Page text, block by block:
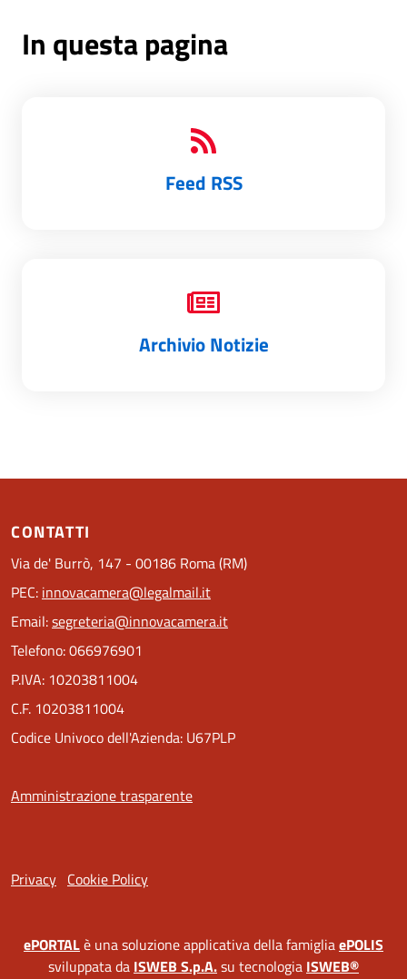
In questa pagina
Feed RSS
Archivio Notizie
CONTATTI
Via de' Burrò, 147 - 00186 Roma (RM)
PEC: innovacamera@legalmail.it
Email:segreteria@innovacamera.it
Telefono: 066976901
P.IVA: 10203811004
C.F. 10203811004
Codice Univoco dell'Azienda: U67PLP
Amministrazione trasparente
Privacy Cookie Policy
ePORTALè una soluzione applicativa della famigliaePOLIS
sviluppata da ISWEB S.p.A.su tecnologia ISWEB®